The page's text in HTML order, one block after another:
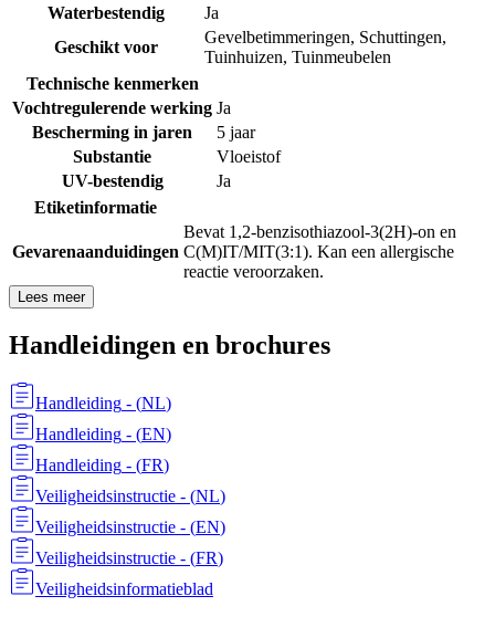
Waterbestendig
Ja
Geschikt voor
Gevelbetimmeringen, Schuttingen,
Tuinhuizen, Tuinmeubelen
Technische kenmerken
Vochtregulerende werking Ja
Bescherming in jaren
5 jaar
Substantie
Vloeistof
UV-bestendig
Ja
Etiketinformatie
Gevarenaanduidingen
Bevat 1,2-benzisothiazool-3(2H)-on en
C(M)IT/MIT(3:1). Kan een allergische
reactie veroorzaken.
Lees meer
Handleidingen en brochures
Handleiding - (NL)
Handleiding - (EN)
Handleiding - (FR)
Veiligheidsinstructie - (NL)
Veiligheidsinstructie - (EN)
Veiligheidsinstructie - (FR)
Veiligheidsinformatieblad